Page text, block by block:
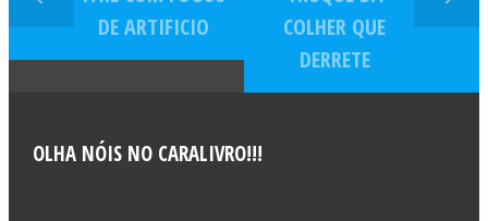
DE ARTIFICIO
COLHER QUE
DERRETE
OLHA NÓIS NO CARALIVRO!!!